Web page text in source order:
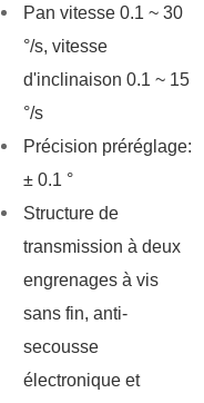
Pan vitesse 0.1 ~ 30
°/s, vitesse
d'inclinaison 0.1 ~ 15
°/s
Précision préréglage:
± 0.1 °
Structure de
transmission à deux
engrenages à vis
sans fin, anti-
secousse
électronique et